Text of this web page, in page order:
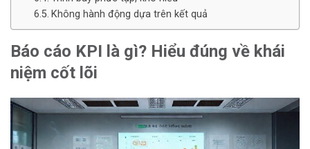
Không hành động dựa trên kết quả
Báo cáo KPI là gì? Hiểu đúng về khái
niệm cốt lõi